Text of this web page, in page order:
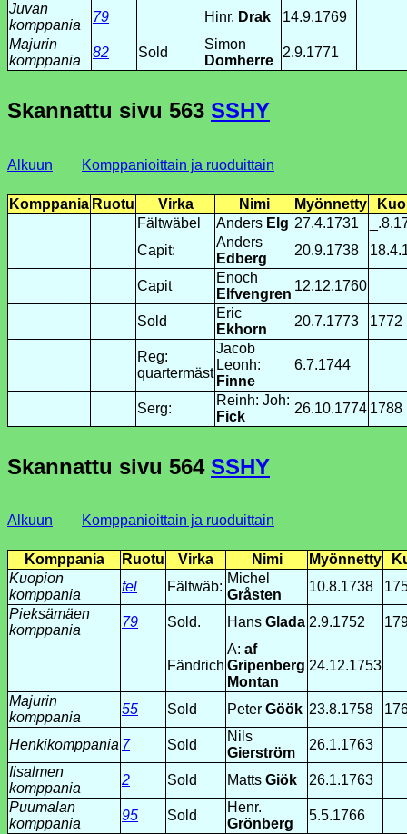
Juvan
komppania
79 Hinr. Drak
14.9.1769
Majurin
komppania
82 Sold
Simon
Domherre
2.9.1771
Skannattu sivu 563 SSHY
Alkuun Komppanioittain ja ruoduittain
Komppania Ruotu Virka Nimi Myönnetty
Fältwäbel
Anders Elg 27.4.1731
Capit:
Anders
Edberg
20.9.1738
Capit
Enoch
Elfvengren
12.12.1760
Sold
Eric
Ekhorn
20.7.1773 1772
Reg:
quartermäst
Jacob
Leonh:
Finne
6.7.1744
Serg:
Reinh: Joh:
Fick
26.10.1774 1788
Skannattu sivu 564 SSHY
Alkuun Komppanioittain ja ruoduittain
Komppania Ruotu Virka Nimi Myönnetty
Kuopion
komppania
fel Fältwäb:
Michel
Gråsten
10.8.1738
Pieksämäen
komppania
79 Sold. Hans Glada 2.9.1752
Fändrich
A: af
Gripenberg
Montan
24.12.1753
Majurin
komppania
55 Sold Peter Göök 23.8.1758
Henkikomppania 7 Sold
Nils
Gierström
26.1.1763
Iisalmen
komppania
2 Sold Matts Giök
26.1.1763
Puumalan
komppania
95 Sold
Henr.
Grönberg
5.5.1766